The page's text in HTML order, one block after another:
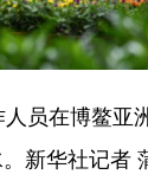
员在博鳌亚
新华社记者